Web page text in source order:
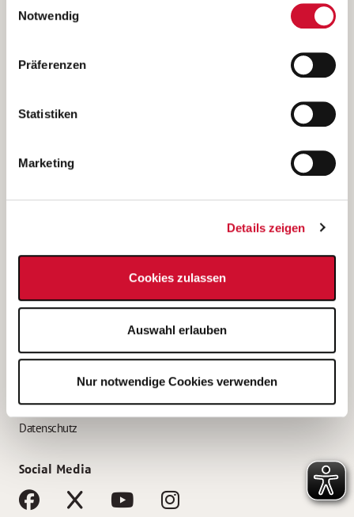
Wenn Sie auf „Cookies zulassen“ klicken, so stimmen
Sie der Speicherung sämtlicher Cookies zu. Sie können
Ihre Einwilligung selbstverständlich jederzeit widerrufen,
indem Sie die Cookie-Einstellungen aufrufen und diese
unsererDatenschutzerklärung
Notwendig
Präferenzen
Statistiken
Marketing
Details zeigen
Cookies zulassen
Auswahl erlauben
Nur notwendige Cookies verwenden
Betreiber der Webseite
Kantstraße 45a
(Ein Tochterunternehmen des AWO Bezirksverbandes Unterfranken
e.V.)
Bewerbung als Altenpflegehelfer*in
Bewerbung als Erzieher*in
AWO Gliederungen nach Bundesland
Impressum
Datenschutz
Social Media